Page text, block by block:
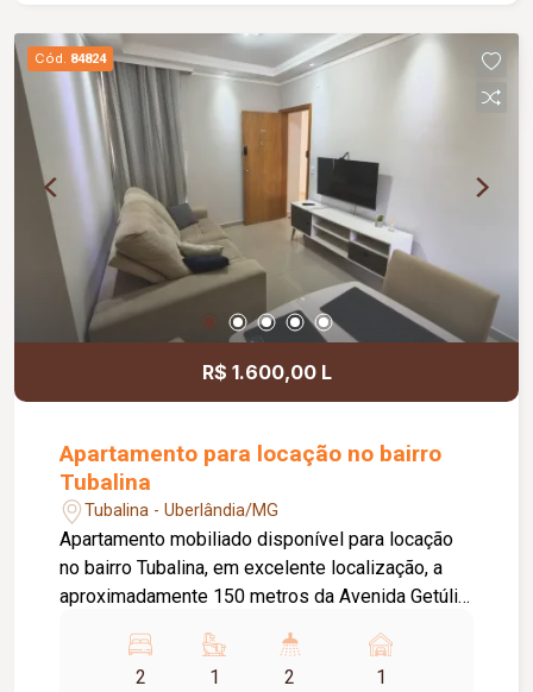
Cód. 84824
R$ 1.600,00 L
Apartamento para locação no bairro
Tubalina
Tubalina - Uberlândia/MG
Apartamento mobiliado disponível para locação
no bairro Tubalina, em excelente localização, a
aproximadamente 150 metros da Avenida Getúlio
eletrônicos, fechadura eletrônica, 01 vaga de
estacionamento com excelente posicionamento
2 1 2 1